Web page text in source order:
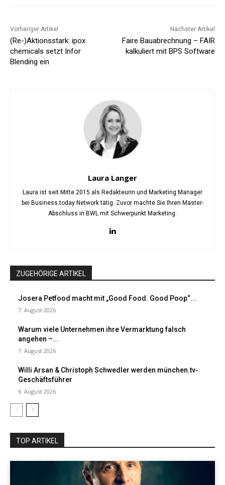
Vorheriger Artikel
(Re-)Aktionsstark: ipox
chemicals setzt Infor
Blending ein
Nächster Artikel
Faire Bauabrechnung – FAIR
kalkuliert mit BPS Software
Laura Langer
Laura ist seit Mitte 2015 als Redakteurin und Marketing Manager
bei Business.today Network tätig. Zuvor machte Sie Ihren Master-
Abschluss in BWL mit Schwerpunkt Marketing.
ZUGEHÖRIGE ARTIKEL
Josera Petfood macht mit „Good Food. Good Poop“...
7. August 2026
Warum viele Unternehmen ihre Vermarktung falsch
angehen –...
7. August 2026
Willi Arsan & Christoph Schwedler werden münchen.tv-
Geschäftsführer
6. August 2026
TOP ARTIKEL